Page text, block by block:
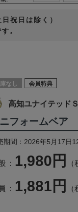
祝日は除く）
。
なし 会員特典
高知ユナイテッド
フォームベア
期間：2026年5月17日
： 1,980円 （
： 1,881円 （